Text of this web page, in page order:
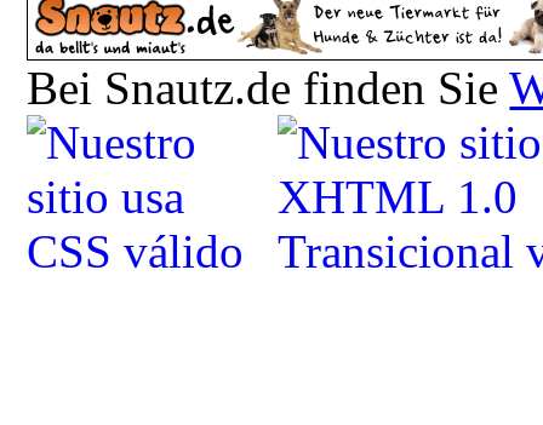
Bei Snautz.de finden Sie